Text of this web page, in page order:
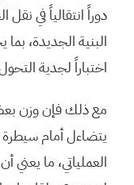
دوراً انتقالياً في نقل
البنية الجديدة،
اختباراً لجدية
مع ذلك فإن وزن
يتضاءل أمام سيطرة
العملياتي، ما